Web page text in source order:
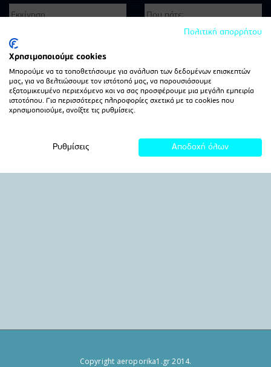
Copyright aeroporika1.gr 2014.